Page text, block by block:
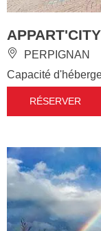
PERPIGNAN
Capacité
RÉSERVER